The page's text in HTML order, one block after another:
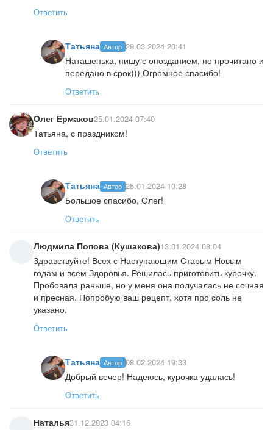
Ответить
Татьяна Автор 29.03.2024 20:41
Наташенька, пишу с опозданием, но прочитано и
передано в срок))) Огромное спасибо!
Ответить
Олег Ермаков25.01.2024 07:40
Татьяна, с праздником!
Ответить
Татьяна Автор 25.01.2024 10:28
Большое спасибо, Олег!
Ответить
Людмила Попова (Кушакова)13.01.2024 08:04
Здравствуйте! Всех с Наступающим Старым Новым
годам и всем Здоровья. Решилась приготовить курочку.
Пробовала раньше, но у меня она получалась не сочная
и пресная. Попробую ваш рецепт, хотя про соль не
указано.
Ответить
Татьяна Автор 08.02.2024 19:33
Добрый вечер! Надеюсь, курочка удалась!
Ответить
Наталья31.12.2023 04:16